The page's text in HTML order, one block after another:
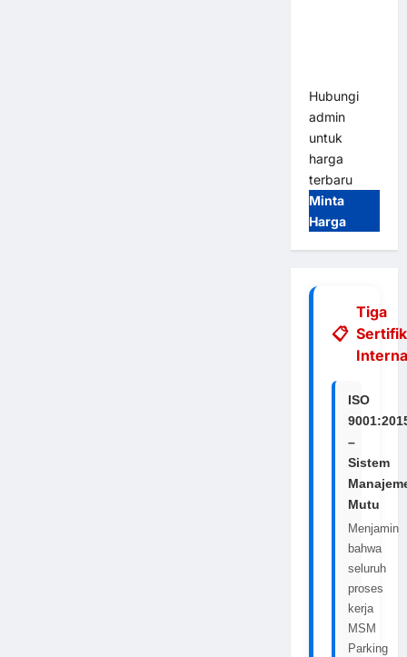
Hubungi
admin
untuk
harga
terbaru
Minta
Harga
Tiga
ISO
–
Sistem
Mutu
Menjamin
bahwa
seluruh
proses
kerja
MSM
Parking